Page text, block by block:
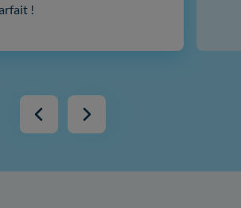
!